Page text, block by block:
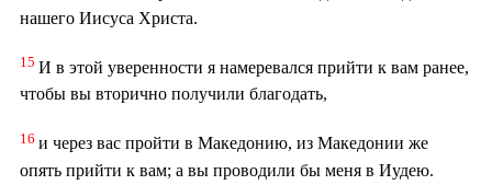
нашего Иисуса Христа.
15 И в этой уверенности я намеревался прийти к вам ранее,
чтобы вы вторично получили благодать,
16 и через вас пройти в Македонию, из Македонии же
опять прийти к вам; а вы проводили бы меня в Иудею.